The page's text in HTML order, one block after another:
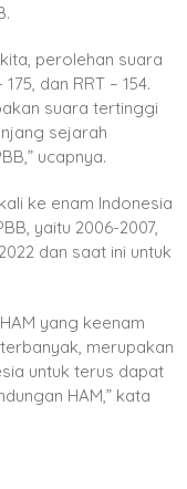
perolehan suara
dan RRT – 154.
suara tertinggi
sejarah
ucapnya.
ke enam Indonesia
yaitu 2006-2007,
dan saat ini untuk
yang keenam
merupakan
untuk terus dapat
HAM,” kata